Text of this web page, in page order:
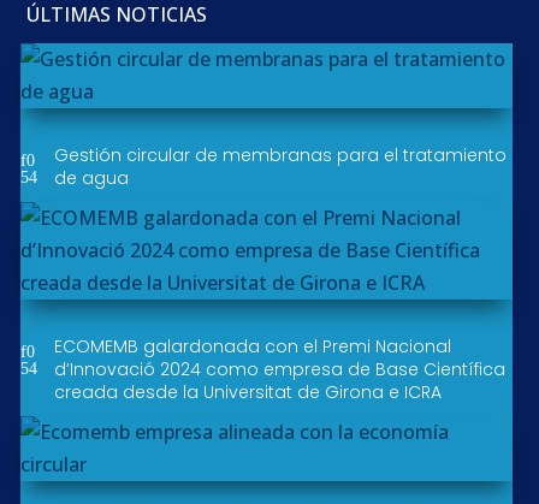
ÚLTIMAS NOTICIAS
Gestión circular de membranas para el tratamiento
de agua
ECOMEMB galardonada con el Premi Nacional
d’Innovació 2024 como empresa de Base Científica
creada desde la Universitat de Girona e ICRA